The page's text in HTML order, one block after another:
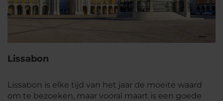
Lissabon
Lissabon is elke tijd van het jaar de moeite waard
om te bezoeken, maar vooral maart is een goede